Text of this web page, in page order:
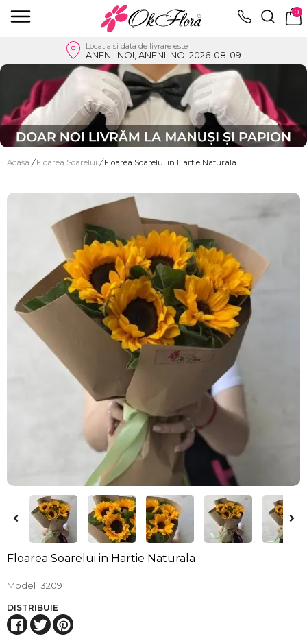
0
Locatia si data de livrare este
ANENII NOI, ANENII NOI 2026-08-09
Acasa / Floarea Soarelui / Floarea Soarelui in Hartie Naturala
Floarea Soarelui in Hartie Naturala
Model 3209
DISTRIBUIE